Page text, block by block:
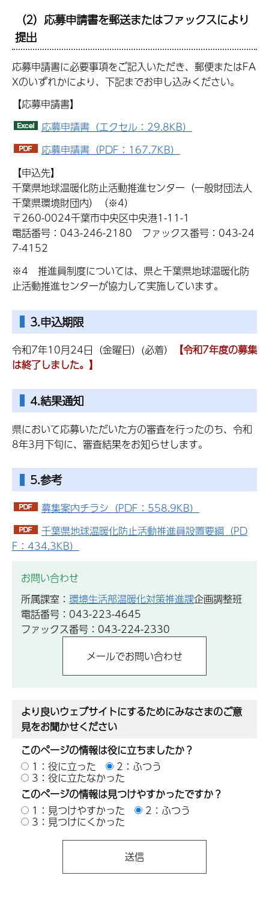
（2）応募申請書を郵送またはファックスにより
提出
応募申請書に必要事項をご記入いただき、郵便またはFA
Xのいずれかにより、下記までお申し込みください。
【応募申請書】
応募申請書（エクセル：29.8KB）
応募申請書（PDF：167.7KB）
【申込先】
千葉県地球温暖化防止活動推進センター（一般財団法人
千葉県環境財団内）（※4）
〒260-0024千葉市中央区中央港1-11-1
電話番号：043-246-2180 ファックス番号：043-24
7-4152
※4 推進員制度については、県と千葉県地球温暖化防
止活動推進センターが協力して実施しています。
3.申込期限
令和7年10月24日（金曜日）(必着）
【令和7年度の募集
は終了しました。】
4.結果通知
県において応募いただいた方の審査を行ったのち、令和
8年3月下旬に、審査結果をお知らせします。
5.参考
募集案内チラシ（PDF：558.9KB）
千葉県地球温暖化防止活動推進員設置要綱（PD
F：434.3KB）
お問い合わせ
所属課室： 環境生活部温暖化対策推進課企画調整班
電話番号：043-223-4645
ファックス番号：043-224-2330
より良いウェブサイトにするためにみなさまのご意
見をお聞かせください
このページの情報は役に立ちましたか？
1：役に立った
2：ふつう
3：役に立たなかった
このページの情報は見つけやすかったですか？
1：見つけやすかった
2：ふつう
3：見つけにくかった